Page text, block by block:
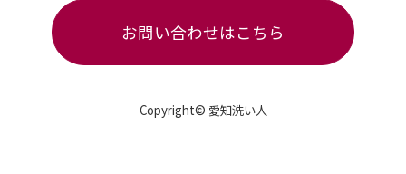
お問い合わせはこちら
Copyright© 愛知洗い人